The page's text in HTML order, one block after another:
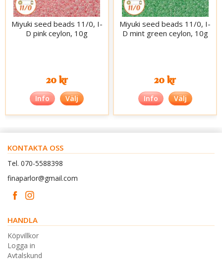
Miyuki seed beads 11/0, I-
D pink ceylon, 10g
20 kr
Info Välj
Miyuki seed beads 11/0, I-
D mint green ceylon, 10g
20 kr
Info Välj
KONTAKTA OSS
Tel. 070-5588398
finaparlor@gmail.com
HANDLA
Köpvillkor
Logga in
Avtalskund